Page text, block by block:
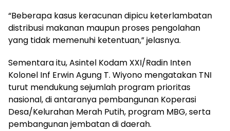
“Beberapa kasus keracunan dipicu keterlambatan
distribusi makanan maupun proses pengolahan
yang tidak memenuhi ketentuan,” jelasnya.
Sementara itu, Asintel Kodam XXI/Radin Inten
Kolonel Inf Erwin Agung T. Wiyono mengatakan TNI
turut mendukung sejumlah program prioritas
nasional, di antaranya pembangunan Koperasi
Desa/Kelurahan Merah Putih, program MBG, serta
pembangunan jembatan di daerah.